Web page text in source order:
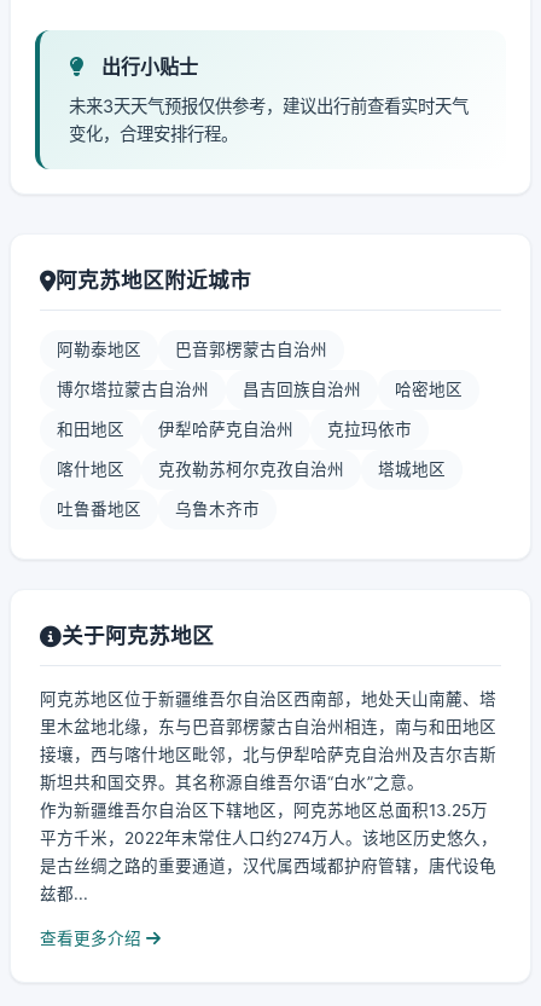
出行小贴士
未来3天天气预报仅供参考，建议出行前查看实时天气
变化，合理安排行程。
阿克苏地区附近城市
阿勒泰地区 巴音郭楞蒙古自治州
博尔塔拉蒙古自治州 昌吉回族自治州 哈密地区
和田地区 伊犁哈萨克自治州 克拉玛依市
喀什地区 克孜勒苏柯尔克孜自治州 塔城地区
吐鲁番地区 乌鲁木齐市
关于阿克苏地区
阿克苏地区位于新疆维吾尔自治区西南部，地处天山南麓、塔
里木盆地北缘，东与巴音郭楞蒙古自治州相连，南与和田地区
接壤，西与喀什地区毗邻，北与伊犁哈萨克自治州及吉尔吉斯
斯坦共和国交界。其名称源自维吾尔语“白水”之意。
作为新疆维吾尔自治区下辖地区，阿克苏地区总面积13.25万
平方千米，2022年末常住人口约274万人。该地区历史悠久，
是古丝绸之路的重要通道，汉代属西域都护府管辖，唐代设龟
兹都...
查看更多介绍